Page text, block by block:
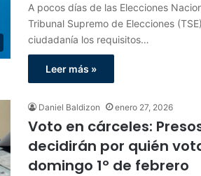
A pocos días de las Elecciones
Tribunal Supremo de Elecciones
ciudadanía los requisitos…
Leer más »
Daniel Baldizon enero 27, 2026
Voto en cárceles:
decidirán por quién
domingo 1º de febrero